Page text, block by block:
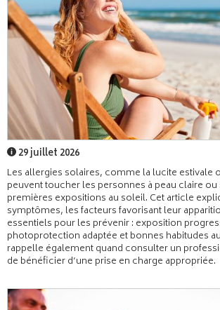
29 juillet 2026
Les allergies solaires, comme la lucite estivale
peuvent toucher les personnes à peau claire
premières expositions au soleil. Cet article
symptômes, les facteurs favorisant leur
essentiels pour les prévenir : exposition
photoprotection adaptée et bonnes habitudes
rappelle également quand consulter un
de bénéficier d’une prise en charge appropriée.